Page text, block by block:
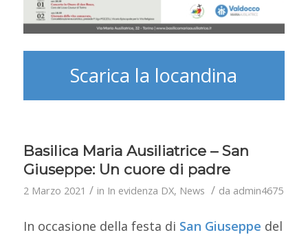
Scarica la locandina
Basilica Maria Ausiliatrice – San
Giuseppe: Un cuore di padre
2 Marzo 2021 / in In evidenza DX, News / da admin4675
In occasione della festa di San Giuseppe del